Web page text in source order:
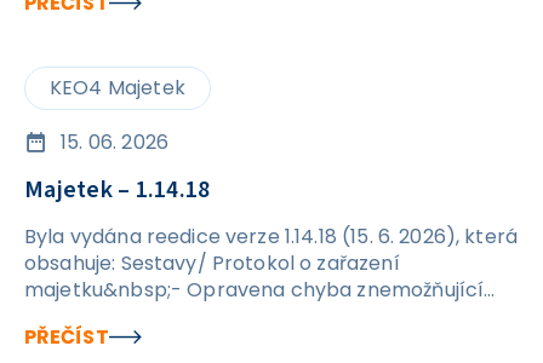
odeslaného podání zobrazí hláška a nedojde k
kontroly na formuláři JMHZ v případech, kdy
nejsou vyplněny údaje OIČ a ID PPV. Po opravě by
již nic nemělo bránit jejich ručnímu vyplnění přímo
v hlášení.
KEO4 Majetek
15. 06. 2026
Majetek – 1.14.18
Byla vydána reedice verze 1.14.18 (15. 6. 2026), která
obsahuje: Sestavy/ Protokol o zařazení
majetku&nbsp;- Opravena chyba znemožňující
Transfery / Detail – AU 403 - Odstraněn problém s
PŘEČÍST